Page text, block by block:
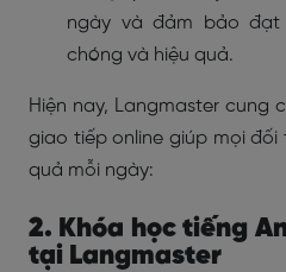
ngày và đảm bảo
chóng và hiệu quả.
Hiện nay, Langmaster cung
giao tiếp online giúp mọi đối
quả mỗi ngày:
2. Khóa học tiếng
tại Langmaster